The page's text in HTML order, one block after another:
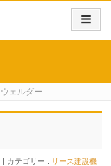
ウェルダー
カテゴリー : リース建設機